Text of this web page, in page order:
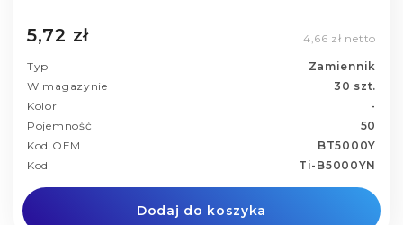
5,72 zł 4,66 zł netto
Typ
Zamiennik
W magazynie
30 szt.
Kolor
-
Pojemność
50
Kod OEM
BT5000Y
Kod
Ti-B5000YN
Dodaj do koszyka